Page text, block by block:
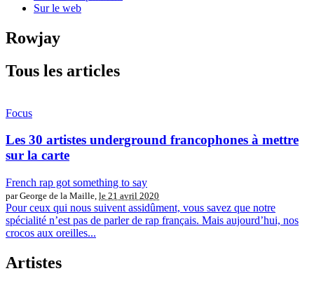
Sur le web
Rowjay
Tous les articles
Focus
Les 30 artistes underground francophones à mettre
sur la carte
French rap got something to say
par George de la Maille, le 21 avril 2020
Pour ceux qui nous suivent assidûment, vous savez que notre
spécialité n’est pas de parler de rap français. Mais aujourd’hui, nos
crocos aux oreilles...
Artistes